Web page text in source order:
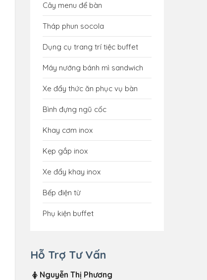
Cây menu để bàn
Tháp phun socola
Dụng cụ trang trí tiệc buffet
Máy nướng bánh mì sandwich
Xe đẩy thức ăn phục vụ bàn
Bình đựng ngũ cốc
Khay cơm inox
Kẹp gắp inox
Xe đẩy khay inox
Bếp điện từ
Phụ kiện buffet
Hỗ Trợ Tư Vấn
Nguyễn Thị Phương